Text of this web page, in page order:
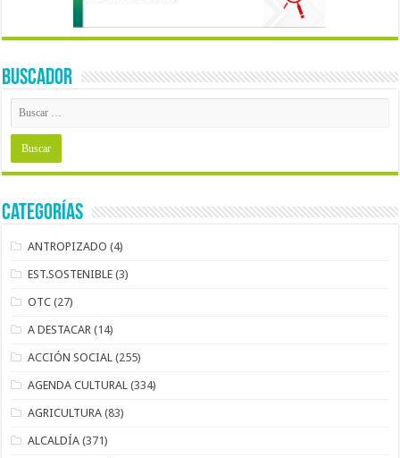
BUSCADOR
Categorías
ANTROPIZADO (4)
EST.SOSTENIBLE (3)
OTC (27)
A DESTACAR (14)
ACCIÓN SOCIAL (255)
AGENDA CULTURAL (334)
AGRICULTURA (83)
ALCALDÍA (371)